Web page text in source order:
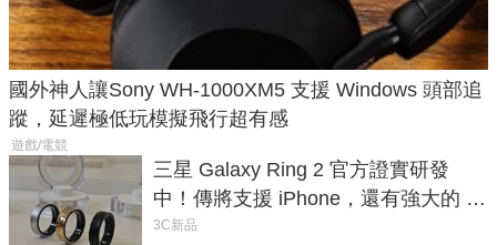
國外神人讓Sony WH-1000XM5 支援 Windows 頭部追
蹤，延遲極低玩模擬飛行超有感
遊戲/電競
三星 Galaxy Ring 2 官方證實研發
中！傳將支援 iPhone，還有強大的 AI
與智慧家電連動功能
3C新品